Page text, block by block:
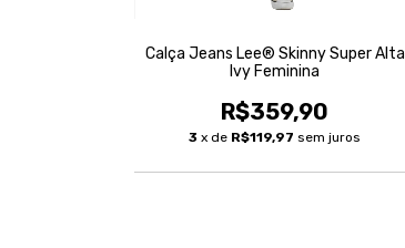
Calça Jeans Lee® Skinny Super Alta
Ivy Feminina
R$359,90
3 x de R$119,97 sem juros